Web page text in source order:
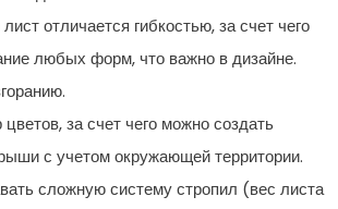
отличается гибкостью, за счет чего
любых форм, что важно в дизайне.
за счет чего можно создать
с учетом окружающей территории.
сложную систему стропил (вес листа